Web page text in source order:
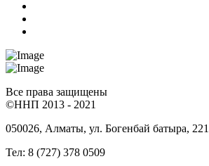
Все права защищены
©ННП 2013 - 2021
050026, Алматы, ул. Богенбай батыра, 221
Тел: 8 (727) 378 0509